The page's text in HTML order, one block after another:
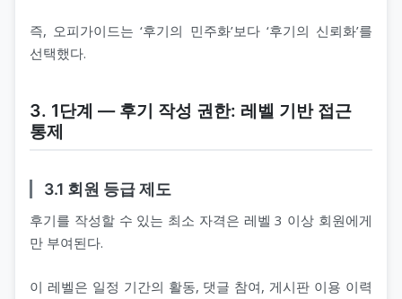
즉, 오피가이드는 ‘후기의 민주화’보다 ‘후기의 신뢰화’를
선택했다.
3. 1단계 ― 후기 작성 권한: 레벨 기반 접근
통제
3.1 회원 등급 제도
후기를 작성할 수 있는 최소 자격은 레벨 3 이상 회원에게
만 부여된다.
이 레벨은 일정 기간의 활동, 댓글 참여, 게시판 이용 이력